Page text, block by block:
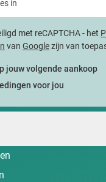
met reCAPTCHA - het
van Googlezijn van
jouw volgende aankoop
voor jou